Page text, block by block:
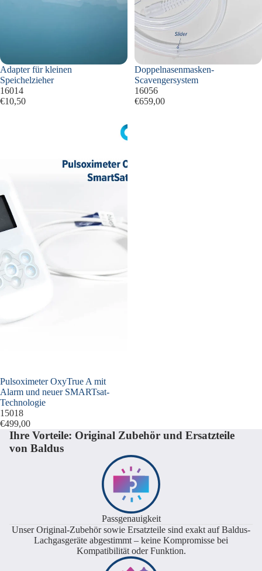
Adapter für kleinen
Speichelzieher
16014
€10,50
Doppelnasenmasken-
Scavengersystem
16056
€659,00
Technologie
Pulsoximeter OxyTrue A mit
Alarm und neuer SMARTsat-
Technologie
15018
€499,00
Ihre Vorteile: Original Zubehör und Ersatzteile
von Baldus
Passgenauigkeit
Unser Original-Zubehör sowie Ersatzteile sind exakt auf Baldus-
Lachgasgeräte abgestimmt – keine Kompromisse bei
Kompatibilität oder Funktion.